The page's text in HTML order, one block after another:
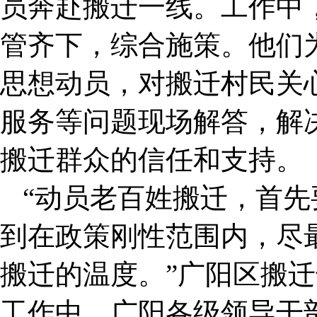
员奔赴搬迁一线。工作
管齐下，综合施策。他们
思想动员，对搬迁村民关
服务等问题现场解答，
搬迁群众的信任和支持。
“动员老百姓搬迁，首
到在政策刚性范围内，尽
搬迁的温度。”广阳区搬